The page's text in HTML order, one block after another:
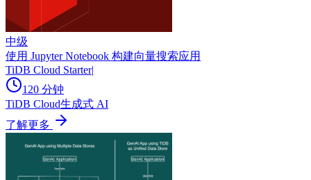
中级
使用 Jupyter Notebook 构建向量搜索应用
TiDB Cloud Starter|
120 分钟
TiDB Cloud生成式 AI
了解更多